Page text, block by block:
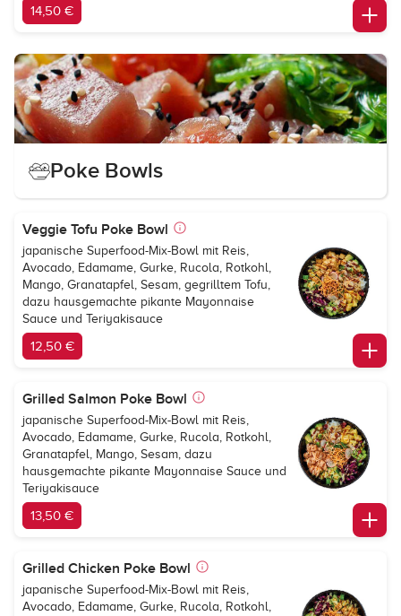
14,50 €
Poke Bowls
Veggie Tofu Poke Bowl
japanische Superfood-Mix-Bowl mit Reis,
Avocado, Edamame, Gurke, Rucola, Rotkohl,
Mango, Granatapfel, Sesam, gegrilltem Tofu,
dazu hausgemachte pikante Mayonnaise
Sauce und Teriyakisauce
12,50 €
Grilled Salmon Poke Bowl
japanische Superfood-Mix-Bowl mit Reis,
Avocado, Edamame, Gurke, Rucola, Rotkohl,
Granatapfel, Mango, Sesam, dazu
hausgemachte pikante Mayonnaise Sauce und
Teriyakisauce
13,50 €
Grilled Chicken Poke Bowl
japanische Superfood-Mix-Bowl mit Reis,
Avocado, Edamame, Gurke, Rucola, Rotkohl,